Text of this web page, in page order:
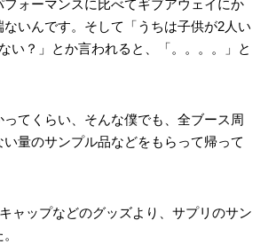
フォーマンスに比べてギブアウェイにか
いんです。そして「うちは子供が2人い
い？」とか言われると、「。。。。」と
ってくらい、そんな僕でも、全ブース周
い量のサンプル品などをもらって帰って
ャップなどのグッズより、サプリのサン